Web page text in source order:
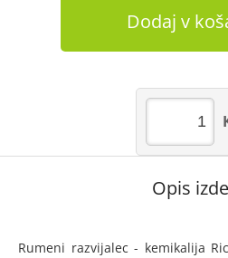
Dodaj v
Opis
Rumeni razvijalec - kemikalija